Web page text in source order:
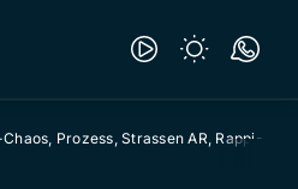
Prozess, Strassen AR, Rappi-